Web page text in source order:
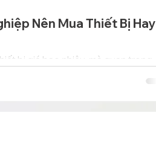
Nên Mua Thiết Bị Hay
bị giá bao nhiêu, mà quan trọng